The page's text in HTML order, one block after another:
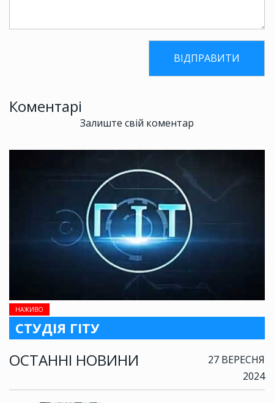
НАЖИВО
СТУДІЯ ГІТУ
ОСТАННІ НОВИНИ
27 ВЕРЕСНЯ
2024
Коментарі
Залиште свій коментар